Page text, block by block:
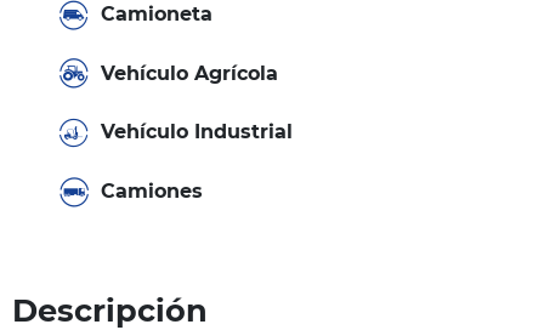
Camioneta
Vehículo Agrícola
Vehículo Industrial
Camiones
Descripción